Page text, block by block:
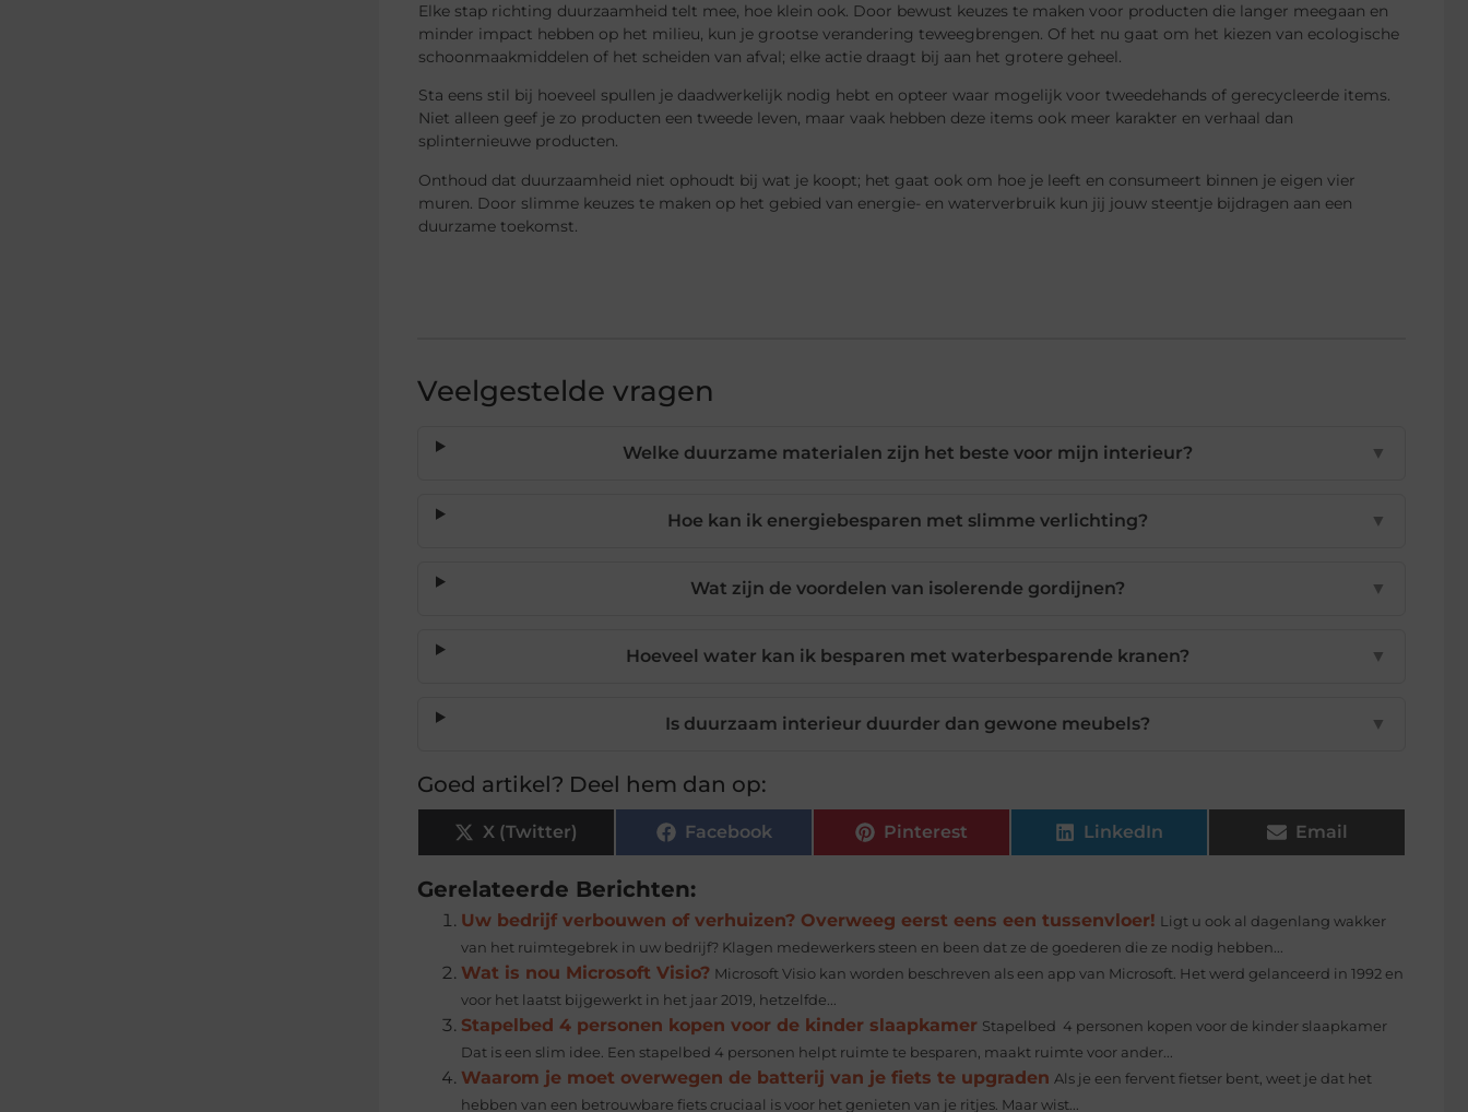
Elke stap richting duurzaamheid telt mee, hoe klein ook. Door bewust keuzes te maken voor producten die langer meegaan en
minder impact hebben op het milieu, kun je grootse verandering teweegbrengen. Of het nu gaat om het kiezen van ecologische
schoonmaakmiddelen of het scheiden van afval; elke actie draagt bij aan het grotere geheel.
Sta eens stil bij hoeveel spullen je daadwerkelijk nodig hebt en opteer waar mogelijk voor tweedehands of gerecycleerde items.
Niet alleen geef je zo producten een tweede leven, maar vaak hebben deze items ook meer karakter en verhaal dan
splinternieuwe producten.
Onthoud dat duurzaamheid niet ophoudt bij wat je koopt; het gaat ook om hoe je leeft en consumeert binnen je eigen vier
muren. Door slimme keuzes te maken op het gebied van energie- en waterverbruik kun jij jouw steentje bijdragen aan een
duurzame toekomst.
Veelgestelde vragen
Welke duurzame materialen zijn het beste voor mijn interieur? ▼
Hoe kan ik energiebesparen met slimme verlichting? ▼
Wat zijn de voordelen van isolerende gordijnen? ▼
Hoeveel water kan ik besparen met waterbesparende kranen? ▼
Is duurzaam interieur duurder dan gewone meubels? ▼
Goed artikel? Deel hem dan op:
X (Twitter) Facebook Pinterest LinkedIn Email
Gerelateerde Berichten:
Uw bedrijf verbouwen of verhuizen? Overweeg eerst eens een tussenvloer! Ligt u ook al dagenlang wakker
van het ruimtegebrek in uw bedrijf? Klagen medewerkers steen en been dat ze de goederen die ze nodig hebben...
Wat is nou Microsoft Visio? Microsoft Visio kan worden beschreven als een app van Microsoft. Het werd gelanceerd in 1992 en
voor het laatst bijgewerkt in het jaar 2019, hetzelfde...
Stapelbed 4 personen kopen voor de kinder slaapkamer Stapelbed 4 personen kopen voor de kinder slaapkamer
Dat is een slim idee. Een stapelbed 4 personen helpt ruimte te besparen, maakt ruimte voor ander...
Waarom je moet overwegen de batterij van je fiets te upgraden Als je een fervent fietser bent, weet je dat het
hebben van een betrouwbare fiets cruciaal is voor het genieten van je ritjes. Maar wist...